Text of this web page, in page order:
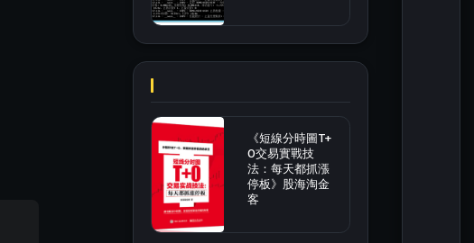
《短線分時圖T+
0交易實戰技
法：每天都抓漲
停板》股海淘金
客